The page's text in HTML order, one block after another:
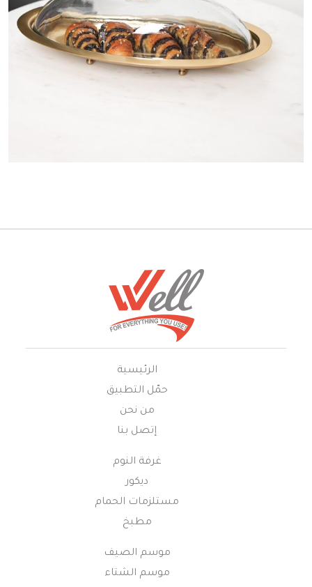
الرئيسية
حمّل التطبيق
من نحن
إتصل بنا
غرفة النوم
ديكور
مستلزمات الحمام
مطبخ
موسم الصيف
موسم الشتاء